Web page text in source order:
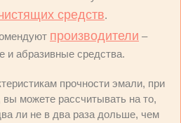
средств.
производители –
и абразивные средства.
прочности эмали, при
можете рассчитывать на то,
ли не в два раза дольше, чем